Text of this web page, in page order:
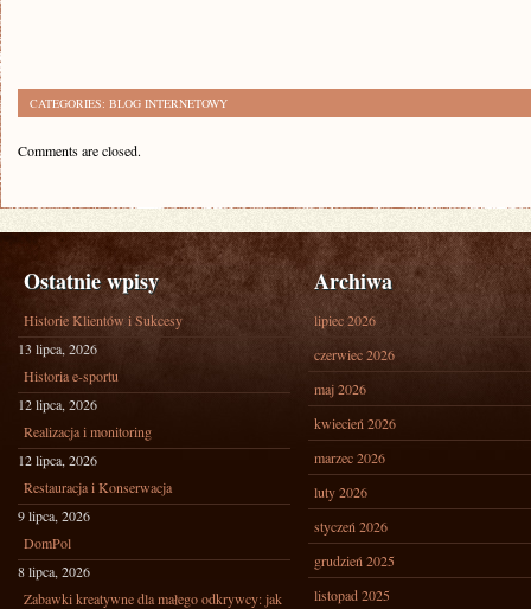
CATEGORIES: BLOG INTERNETOWY
Comments are closed.
Ostatnie wpisy
Historie Klientów i Sukcesy
13 lipca, 2026
Historia e-sportu
12 lipca, 2026
Realizacja i monitoring
12 lipca, 2026
Restauracja i Konserwacja
9 lipca, 2026
DomPol
8 lipca, 2026
Zabawki kreatywne dla małego odkrywcy: jak
Archiwa
lipiec 2026
czerwiec 2026
maj 2026
kwiecień 2026
marzec 2026
luty 2026
styczeń 2026
grudzień 2025
listopad 2025